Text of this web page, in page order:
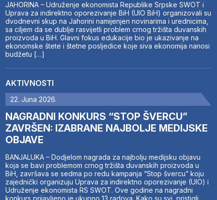
JAHORINA – Udruženje ekonomista Republike Srpske SWOT i
Uprava za indirektno oporezivanje BiH (UIO BiH) organizovali su
dvodnevni skup na Jahorini namijenjen novinarima i urednicima,
sa ciljem da se dublje rasvijetli problem crnog tržišta duvanskih
proizvoda u BiH. Glavni fokus edukacije bio je ukazivanje na
ekonomske štete i štetne posljedice koje siva ekonomija nanosi
budžetu […]
AKTIVNOSTI
22. Juna 2026.
NAGRADNI KONKURS “STOP ŠVERCU”
ZAVRŠEN: IZABRANE NAJBOLJE MEDIJSKE
OBJAVE
BANJALUKA – Dodjelom nagrada za najbolju medijsku objavu
koja se bavi problemom crnog tržišta duvanskih proizvoda u
BiH, završava se sedma po redu kampanja “Stop švercu” koju
zajednički organizuju Uprava za indirektno oporezivanje (UIO) i
Udruženje ekonomista RS SWOT. Ove godine na nagradni